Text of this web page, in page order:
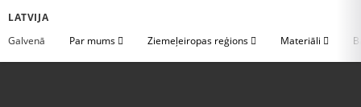
LATVIJA
Galvenā
Par mums Ziemeļeiropas reģions Materiāli